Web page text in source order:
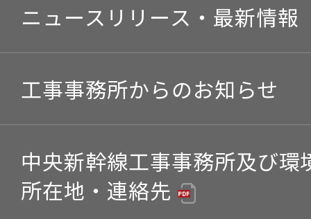
ニュースリリース・最新情報
工事事務所からのお知らせ
中央新幹線工事事務所及び環
所在地・連絡先